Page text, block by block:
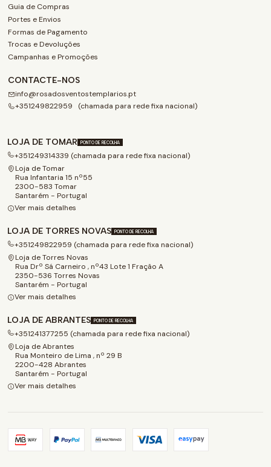
Guia de Compras
Portes e Envios
Formas de Pagamento
Trocas e Devoluções
Campanhas e Promoções
CONTACTE-NOS
info@rosadosventostemplarios.pt
+351249822959 (chamada para rede fixa nacional)
LOJA DE TOMAR PONTO DE RECOLHA
+351249314339 (chamada para rede fixa nacional)
Loja de Tomar
Rua Infantaria 15 nº55
2300-583 Tomar
Santarém - Portugal
Ver mais detalhes
LOJA DE TORRES NOVAS PONTO DE RECOLHA
+351249822959 (chamada para rede fixa nacional)
Loja de Torres Novas
Rua Drº Sá Carneiro , nº43 Lote 1 Fração A
2350-536 Torres Novas
Santarém - Portugal
Ver mais detalhes
LOJA DE ABRANTES PONTO DE RECOLHA
+351241377255 (chamada para rede fixa nacional)
Loja de Abrantes
Rua Monteiro de Lima , nº 29 B
2200-428 Abrantes
Santarém - Portugal
Ver mais detalhes